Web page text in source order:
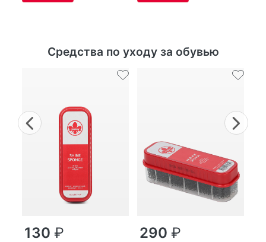
Средства по уходу за обувью
Previous
130₽ 290₽